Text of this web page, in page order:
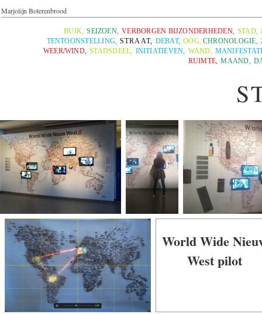
Marjolijn Boterenbrood
BUIK, SEIZOEN, VERBORGEN BIJZONDERHEDEN, STAD,
TENTOONSTELLING, STRAAT, DEBAT, OOG, CHRONOLOGIE,
WEER/WIND, STADSDEEL, INITIATIEVEN, WAND,
RUIMTE, MAAND,
World Wide
West pilot